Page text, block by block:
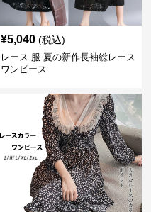
¥5,040 (税込)
レース 服 夏の新作長袖総レース
ワンピース